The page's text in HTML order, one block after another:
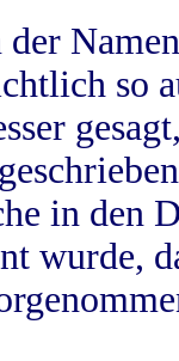
der
so
in
wurde,